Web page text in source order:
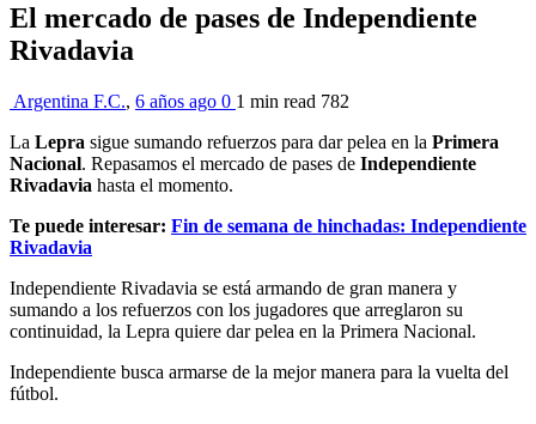
El mercado de pases de Independiente
Rivadavia
Argentina F.C., 6 años ago 0 1 min read 782
La Lepra sigue sumando refuerzos para dar pelea en la Primera
Nacional. Repasamos el mercado de pases de Independiente
Rivadavia hasta el momento.
Te puede interesar: Fin de semana de hinchadas: Independiente
Rivadavia
Independiente Rivadavia se está armando de gran manera y
sumando a los refuerzos con los jugadores que arreglaron su
continuidad, la Lepra quiere dar pelea en la Primera Nacional.
Independiente busca armarse de la mejor manera para la vuelta del
fútbol.